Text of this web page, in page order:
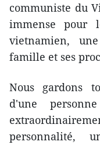
communiste du
immense pour
vietnamien,
famille et ses
Nous gardons
d'une
personnalité,